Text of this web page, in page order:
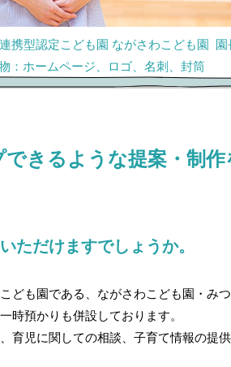
携型認定こども園 ながさわこども園
：ホームページ、ロゴ、名刺、封筒
きるような提案・制作
ただけますでしょうか。
ども園である、ながさわこども園・み
時預かりも併設しております。
育児に関しての相談、子育て情報の提